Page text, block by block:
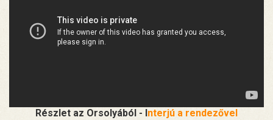
Részlet az Orsolyából - I nterjú a rendezővel